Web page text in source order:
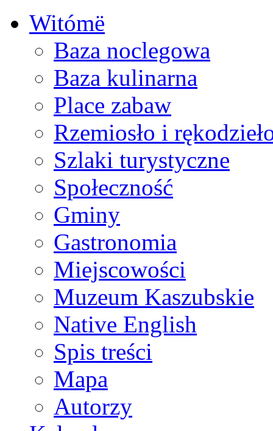
Witómë
Baza noclegowa
Baza kulinarna
Place zabaw
Rzemiosło i
Szlaki turystyczne
Społeczność
Gminy
Gastronomia
Miejscowości
Muzeum Kaszubskie
Native English
Spis treści
Mapa
Autorzy